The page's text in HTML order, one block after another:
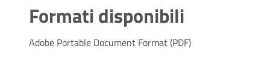
Formati disponibili
Adobe Portable Document Format (PDF)